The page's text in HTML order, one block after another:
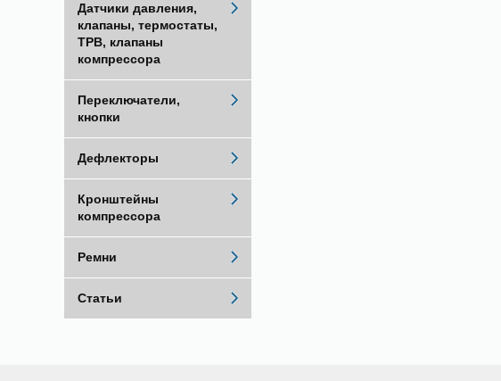
Датчики давления,
клапаны, термостаты,
ТРВ, клапаны
компрессора
Переключатели,
кнопки
Дефлекторы
Кронштейны
компрессора
Ремни
Статьи